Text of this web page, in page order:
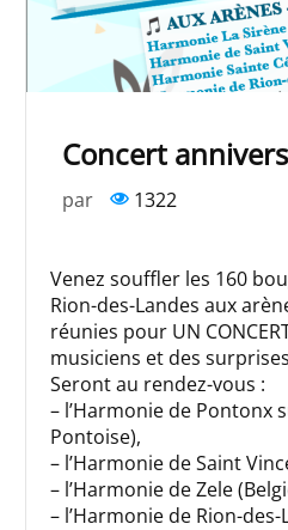
Concert
par 1322
Venez souffler les 160
Rion-des-Landes aux
réunies pour UN
musiciens et des
Seront au rendez-vous :
– l’Harmonie de Pontonx
Pontoise),
– l’Harmonie de Saint
– l’Harmonie de Zele
– l’Harmonie de Rion-des-